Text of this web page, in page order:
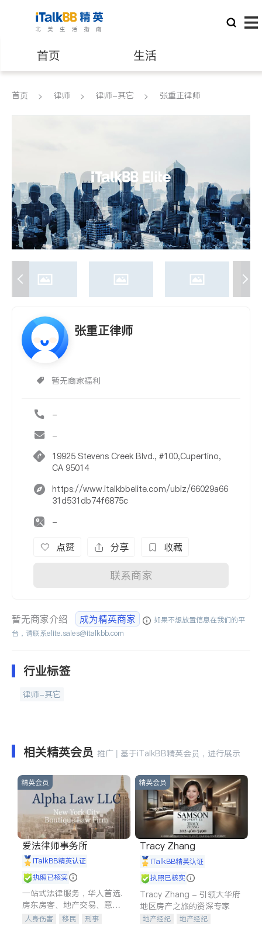
首页 生活
医生 律师
养老 非盈利组织
首页 律师 律师-其它 张重正律师
张重正律师
暂无商家福利
-
-
19925 Stevens Creek Blvd., #100,Cupertino,
CA 95014
https://www.italkbbelite.com/ubiz/66029a66
31d531db74f6875c
-
点赞 分享 收藏
联系商家
暂无商家介绍 成为精英商家
如果不想放置信息在我们的平
台，请联系elite.sales@italkbb.com
行业标签
律师-其它
相关精英会员 推广 | 基于iTalkBB精英会员，进行展示
精英会员
爱法律师事务所
iTalkBB精英认证
执照已核实
一站式法律服务，华人首选.
房东房客、地产交易、意外
伤害、车祸重伤、商业诉
人身伤害 移民
刑事
精英会员
Tracy Zhang
iTalkBB精英认证
执照已核实
Tracy Zhang - 引领大华府
地区房产之旅的资深专家
地产经纪
地产经纪